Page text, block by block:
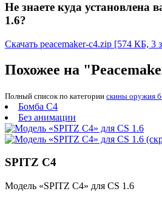
Не знаете куда установлена
1.6?
Скачать peacemaker-c4.zip [574 КБ, 3
Похожее на
Полный список по категории скины оружия
Бомба C4
Без анимации
SPITZ C4
Модель «SPITZ C4» для CS 1.6